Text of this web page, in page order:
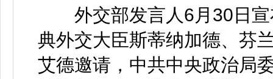
外交部发言人6月30日宣
典外交大臣斯蒂纳加德、芬
艾德邀请，中共中央政治局